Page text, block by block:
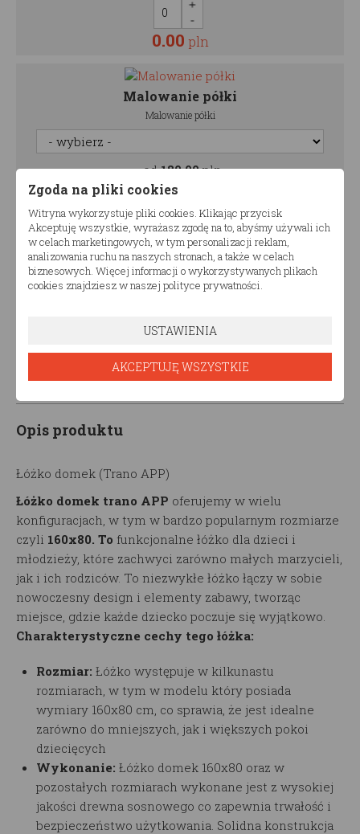
0.00 pln
Malowanie półki
Malowanie półki
od180,00pln
0.00pln
Cena:990.00pln
Ilość zestawów
Opis produktu
Łóżko domek (Trano APP)
Łóżko domek trano APP oferujemy w wielu
konfiguracjach, w tym w bardzo popularnym rozmiarze
czyli 160x80. To funkcjonalne łóżko dla dzieci i
młodzieży, które zachwyci zarówno małych marzycieli,
jak i ich rodziców. To niezwykłe łóżko łączy w sobie
nowoczesny design i elementy zabawy, tworząc
miejsce, gdzie każde dziecko poczuje się wyjątkowo.
Charakterystyczne cechy tego łóżka:
Rozmiar: Łóżko występuje w kilkunastu
rozmiarach, w tym w modelu który posiada
wymiary 160x80 cm, co sprawia, że jest idealne
zarówno do mniejszych, jak i większych pokoi
dziecięcych
Wykonanie: Łóżko domek 160x80 oraz w
pozostałych rozmiarach wykonane jest z wysokiej
jakości drewna sosnowego co zapewnia trwałość i
bezpieczeństwo użytkowania. Solidna konstrukcja
Zgoda na pliki cookies
Witryna wykorzystuje pliki cookies. Klikając przycisk
Akceptuję wszystkie, wyrażasz zgodę na to, abyśmy używali ich
w celach marketingowych, w tym personalizacji reklam,
analizowania ruchu na naszych stronach, a także w celach
biznesowych. Więcej informacji o wykorzystywanych plikach
cookies znajdziesz w naszej polityce prywatności.
USTAWIENIA
AKCEPTUJĘ WSZYSTKIE